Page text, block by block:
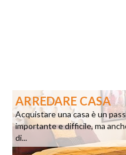
ARREDARE CASA
Acquistare una casa è un
importante e difficile, ma
di...